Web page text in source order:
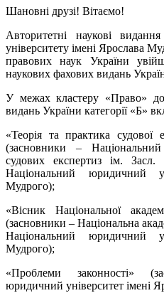
Шановні друзі! Вітаємо!
Авторитетні наукові
університету імені Ярослава
правових наук України
наукових фахових видань
У межах кластеру «Право»
видань України категорії «Б»
«Теорія та практика судової
(засновники –
судових експертиз ім.
Національний юридичний
Мудрого);
«Вісник Національної
(засновники – Національна
Національний юридичний
Мудрого);
«Проблеми законності»
юридичний університет імені